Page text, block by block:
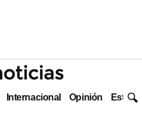
Internacional Opinión Estilo